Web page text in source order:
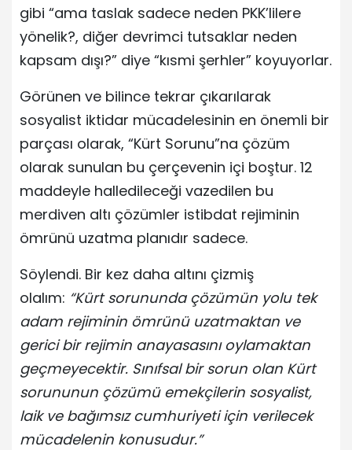
gibi “ama taslak sadece neden PKK’lilere
yönelik?, diğer devrimci tutsaklar neden
kapsam dışı?” diye “kısmi şerhler” koyuyorlar.
Görünen ve bilince tekrar çıkarılarak
sosyalist iktidar mücadelesinin en önemli bir
parçası olarak, “Kürt Sorunu”na çözüm
olarak sunulan bu çerçevenin içi boştur. 12
maddeyle halledileceği vazedilen bu
merdiven altı çözümler istibdat rejiminin
ömrünü uzatma planıdır sadece.
Söylendi. Bir kez daha altını çizmiş
olalım: “Kürt sorununda çözümün yolu tek
adam rejiminin ömrünü uzatmaktan ve
gerici bir rejimin anayasasını oylamaktan
geçmeyecektir. Sınıfsal bir sorun olan Kürt
sorununun çözümü emekçilerin sosyalist,
laik ve bağımsız cumhuriyeti için verilecek
mücadelenin konusudur.”